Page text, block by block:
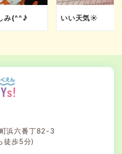
み(^^♪ いい天気☀
浜六番丁82-3
徒歩5分)